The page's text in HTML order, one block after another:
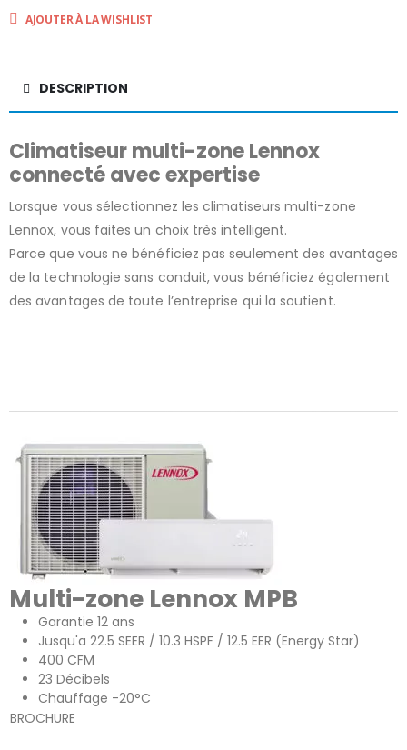
AJOUTER À LA WISHLIST
DESCRIPTION
Climatiseur multi-zone Lennox
connecté avec expertise
Lorsque vous sélectionnez les climatiseurs multi-zone
Lennox, vous faites un choix très intelligent.
Parce que vous ne bénéficiez pas seulement des avantages
de la technologie sans conduit, vous bénéficiez également
des avantages de toute l’entreprise qui la soutient.
Multi-zone Lennox MPB
Garantie 12 ans
Jusqu'a 22.5 SEER / 10.3 HSPF / 12.5 EER (Energy Star)
400 CFM
23 Décibels
Chauffage -20°C
BROCHURE